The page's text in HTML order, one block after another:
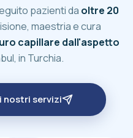
pazienti da oltre 20
maestria e cura
capillare dall'aspetto
in Turchia.
nostri servizi